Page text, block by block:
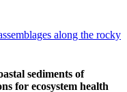
along the rocky
sediments of
for ecosystem health